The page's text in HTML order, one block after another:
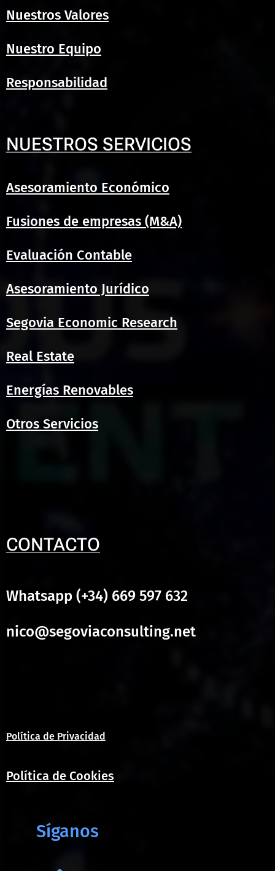
Nuestros Valores
Nuestro Equipo
Responsabilidad
NUESTROS SERVICIOS
Asesoramiento Económico
Fusiones de empresas (M&A)
Evaluación Contable
Asesoramiento Jurídico
Segovia Economic Research
Real Estate
Energías Renovables
Otros Servicios
CONTACTO
Whatsapp (+34) 669 597 632
nico@segoviaconsulting.net
Política de Privacidad
Política de Cookies
Síganos